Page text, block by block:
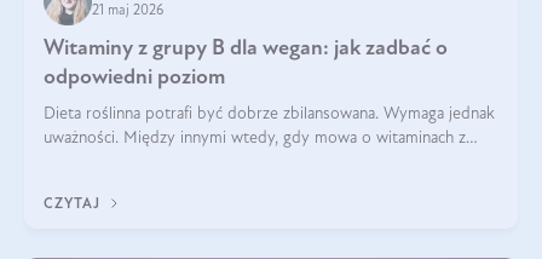
21 maj 2026
Witaminy z grupy B dla wegan: jak zadbać o
odpowiedni poziom
Dieta roślinna potrafi być dobrze zbilansowana. Wymaga jednak
uważności. Między innymi wtedy, gdy mowa o witaminach z
CZYTAJ